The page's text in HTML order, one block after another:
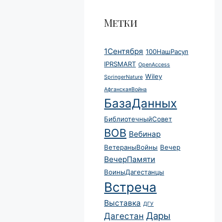
Метки
1Сентября 100НашРасул
IPRSMART OpenAccess
SpringerNature Wiley
АфганскаяВойна
БазаДанных
БиблиотечныйСовет
ВОВ Вебинар
ВетераныВойны Вечер
ВечерПамяти
ВоиныДагестанцы
Встреча
Выставка ДГУ
Дагестан Дары